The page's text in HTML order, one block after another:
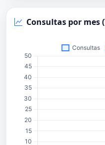
Consultas por mes